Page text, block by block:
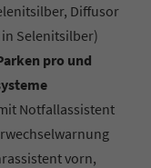
Diffusor
Selenitsilber)
pro und
Notfallassistent
vorn,